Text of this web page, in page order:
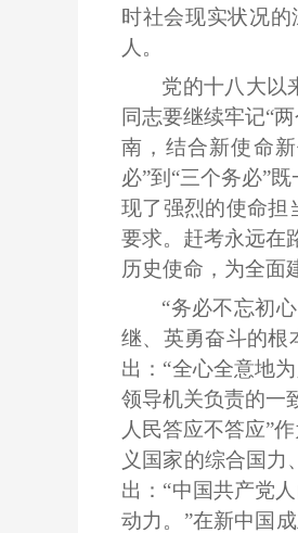
时社会现实状况
人。
党的十八大以
同志要继续牢记“
南，结合新使命
必”到“三个务必”
现了强烈的使命担
要求。赶考永远在
历史使命，为全面
“务必不忘初
继、英勇奋斗的根
出：“全心全意地
领导机关负责的一
人民答应不答应”
义国家的综合国
出：“中国共产党
动力。”在新中国